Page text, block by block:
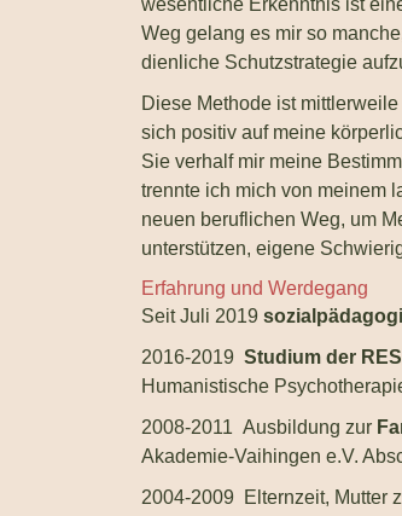
Weg gelang es mir so
dienliche Schutzstrategie
Diese Methode ist
sich positiv auf meine
Sie verhalf mir meine
trennte ich mich von meinem
neuen beruflichen Weg, um
unterstützen, eigene
Erfahrung und Werdegang
Seit Juli 2019
2016-2019 Studium der
Humanistische
2008-2011 Ausbildung zur
Akademie-Vaihingen e.V.
2004-2009 Elternzeit, Mutter